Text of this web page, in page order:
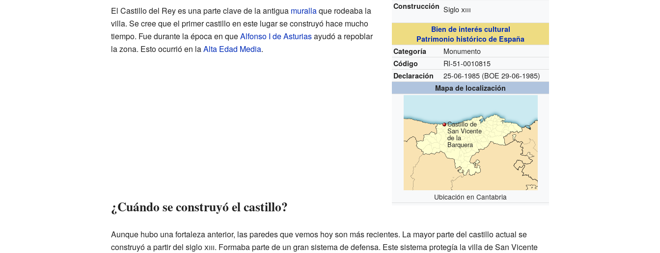
Construcción Sigloxiii
Bien de interés cultural
Patrimonio histórico de España
Categoría
Monumento
Código RI-51-0010815
Declaración 25-06-1985 (BOE 29-06-1985)
Mapa de localización
Castillo de
San Vicente
de la
Barquera
Ubicación en Cantabria
El Castillo del Rey es una parte clave de la antigua murallaque rodeaba la
villa. Se cree que el primer castillo en este lugar se construyó hace mucho
tiempo. Fue durante la época en queAlfonso I de Asturiasayudó a repoblar
la zona. Esto ocurrió en laAlta Edad Media.
¿Cuándo se construyó el castillo?
Aunque hubo una fortaleza anterior, las paredes que vemos hoy son más recientes. La mayor parte del castillo actual se
construyó a partir del sigloxiii. Formaba parte de un gran sistema de defensa. Este sistema protegía la villa de San Vicente